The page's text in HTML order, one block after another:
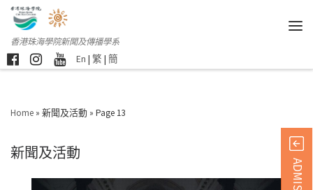
香港珠海學院新聞及傳播學系
En | 繁 | 簡
Home » 新聞及活動 » Page 13
新聞及活動